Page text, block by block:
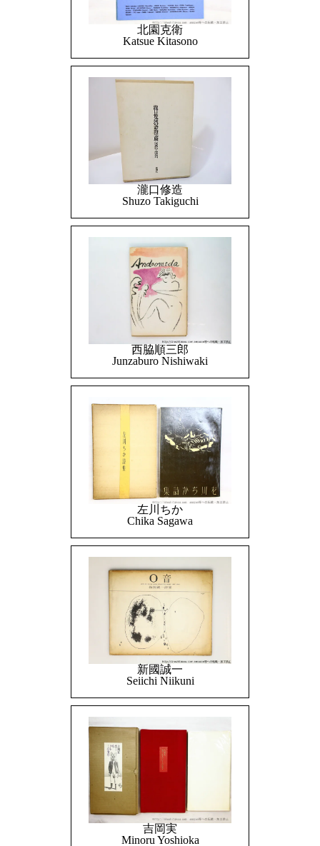
北園克衛
Katsue Kitasono
瀧口修造
Shuzo Takiguchi
西脇順三郎
Junzaburo Nishiwaki
左川ちか
Chika Sagawa
新國誠一
Seiichi Niikuni
吉岡実
Minoru Yoshioka